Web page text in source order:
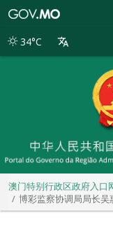
别
34°C
澳门特别行政区政府入口
博彩监察协调局局长